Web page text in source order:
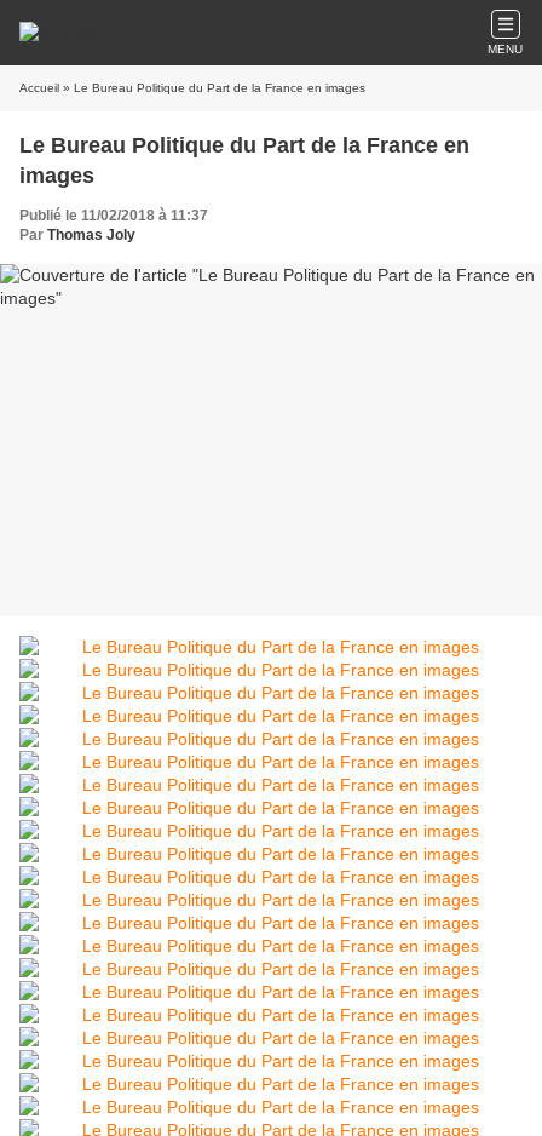
MENU
Accueil » Le Bureau Politique du Part de la France en images
Le Bureau Politique du Part de la France en
images
Publié le 11/02/2018 à 11:37
Par Thomas Joly